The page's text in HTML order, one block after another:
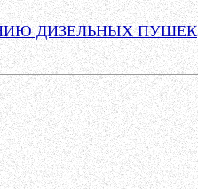
ДИЗЕЛЬНЫХ ПУШЕК